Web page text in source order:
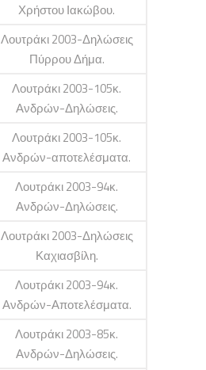
Χρήστου Ιακώβου.
Λουτράκι 2003-Δηλώσεις
Πύρρου Δήμα.
Λουτράκι 2003-105κ.
Ανδρών-Δηλώσεις.
Λουτράκι 2003-105κ.
Ανδρών-αποτελέσματα.
Λουτράκι 2003-94κ.
Ανδρών-Δηλώσεις.
Λουτράκι 2003-Δηλώσεις
Καχιασβίλη.
Λουτράκι 2003-94κ.
Ανδρών-Αποτελέσματα.
Λουτράκι 2003-85κ.
Ανδρών-Δηλώσεις.